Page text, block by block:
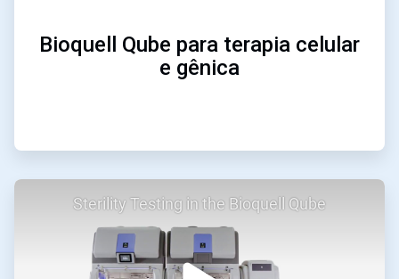
Bioquell Qube para terapia celular
e gênica
2
2
Sterility Testing in the Bioquell Qube